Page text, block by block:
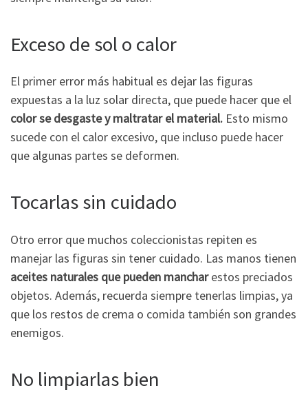
Exceso de sol o calor
El primer error más habitual es dejar las figuras
expuestas a la luz solar directa, que puede hacer que el
color se desgaste y maltratar el material. Esto mismo
sucede con el calor excesivo, que incluso puede hacer
que algunas partes se deformen.
Tocarlas sin cuidado
Otro error que muchos coleccionistas repiten es
manejar las figuras sin tener cuidado. Las manos tienen
aceites naturales que pueden mancharestos preciados
objetos. Además, recuerda siempre tenerlas limpias, ya
que los restos de crema o comida también son grandes
enemigos.
No limpiarlas bien